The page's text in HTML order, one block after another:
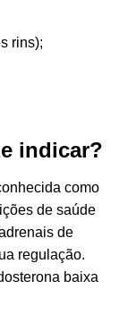
rins);
indicar?
como
de saúde
de
regulação.
baixa